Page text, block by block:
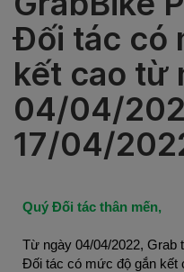
Đối tác có
kết cao từ
04/04/
17/04/
Quý Đối tác thân mến,
Từ ngày 04/04/2022,
Đối tác có mức độ gắn kết